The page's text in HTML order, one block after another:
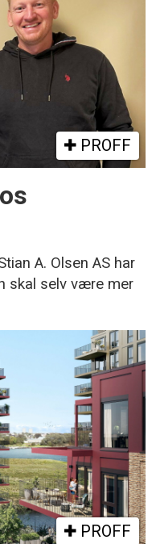
PROFF
A. Olsen AS har
skal selv være mer
PROFF